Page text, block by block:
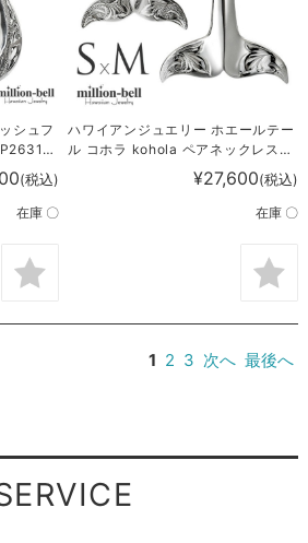
シュフ
(税込)
在庫 〇
ハワイアンジュエリー ホエールテー
ル コホラ kohola ペアネックレス
CG-SP30801-SP30511P
¥27,600(税込)
在庫 〇
1 2 3 次へ 最後へ